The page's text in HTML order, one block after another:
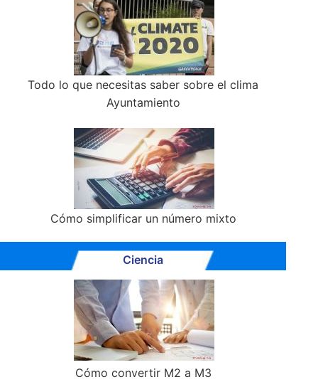
Todo lo que necesitas saber sobre el clima
Ayuntamiento
Cómo simplificar un número mixto
Ciencia
Cómo convertir M2 a M3